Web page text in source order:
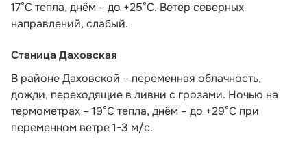
17°С тепла, днём – до +25°С. Ветер северных
направлений, слабый.
Станица Даховская
В районе Даховской – переменная облачность,
дожди, переходящие в ливни с грозами. Ночью на
термометрах – 19°C тепла, днём – до +29°C при
переменном ветре 1-3 м/с.